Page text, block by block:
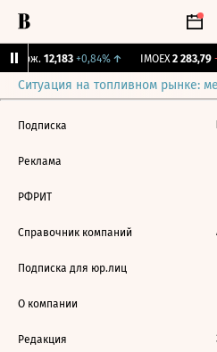
Бирж. 12,183 +0,84%↑ IMOEX 2 283,79 -
Ситуация на топливном рынке:
Подписка
Реклама
РФРИТ
Справочник компаний
Подписка для юр.лиц
О компании
Редакция